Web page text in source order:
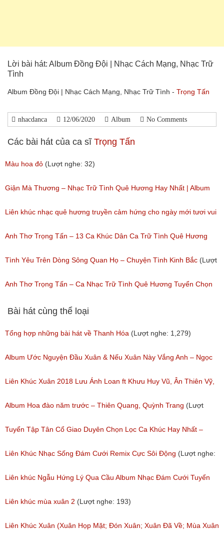
Lời bài hát: Album Đồng Đội | Nhạc Cách Mạng, Nhạc Trữ
Tình
Album Đồng Đội | Nhạc Cách Mạng, Nhạc Trữ Tình - Trọng Tấn
nhacdanca 12/06/2020 Album No Comments
Các bài hát của ca sĩ Trọng Tấn
Màu hoa đỏ (Lượt nghe: 32)
Giận Mà Thương – Nhạc Trữ Tình Quê Hương Hay Nhất | Album
Anh Thơ Trọng Tấn
(Lượt nghe: 716)
Liên khúc nhạc quê hương truyền cảm hứng cho ngày mới tươi vui
(Lượt nghe: 44)
Anh Thơ Trọng Tấn – 13 Ca Khúc Dân Ca Trữ Tình Quê Hương
Hay Nhất
(Lượt nghe: 534)
Tình Yêu Trên Dòng Sông Quan Họ – Chuyện Tình Kinh Bắc (Lượt
nghe: 25)
Anh Thơ Trọng Tấn – Ca Nhạc Trữ Tình Quê Hương Tuyển Chọn
(Lượt nghe: 255)
Bài hát cùng thể loại
Tổng hợp những bài hát về Thanh Hóa (Lượt nghe: 1,279)
Album Ước Nguyện Đầu Xuân & Nếu Xuân Này Vắng Anh – Ngọc
Nữ Phương Anh │ Nhạc Xuân Mới Nhất 2018
(Lượt nghe: 635)
Liên Khúc Xuân 2018 Lưu Ánh Loan ft Khưu Huy Vũ, Ân Thiên Vỹ,
Lưu Chí Vỹ
(Lượt nghe: 410)
Album Hoa đào năm trước – Thiên Quang, Quỳnh Trang (Lượt
nghe: 249)
Tuyển Tập Tân Cổ Giao Duyên Chọn Lọc Ca Khúc Hay Nhất –
Album Tân Cổ Hoa Tím Bằng Lăng
(Lượt nghe: 1,171)
Liên Khúc Nhạc Sống Đám Cưới Remix Cực Sôi Động (Lượt nghe:
705)
Liên khúc Ngẫu Hứng Lý Qua Cầu Album Nhạc Đám Cưới Tuyển
Chọn Cực Hay
(Lượt nghe: 439)
Liên khúc mùa xuân 2 (Lượt nghe: 193)
Liên Khúc Xuân (Xuân Họp Mặt; Đón Xuân; Xuân Đã Về; Mùa Xuân